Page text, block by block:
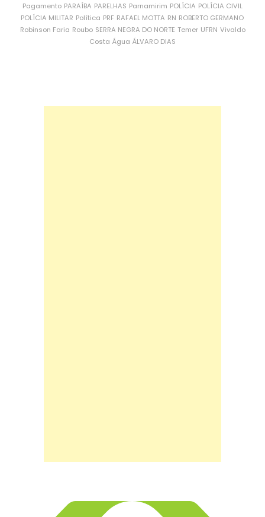
Pagamento PARAÍBA PARELHAS Parnamirim POLÍCIA POLÍCIA CIVIL
POLÍCIA MILITAR Política PRF RAFAEL MOTTA RN ROBERTO GERMANO
Robinson Faria Roubo SERRA NEGRA DO NORTE Temer UFRN Vivaldo
Costa Água ÁLVARO DIAS